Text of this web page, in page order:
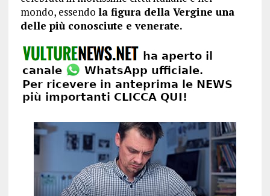
mondo, essendo la figura della Vergine una
delle più conosciute e venerate.